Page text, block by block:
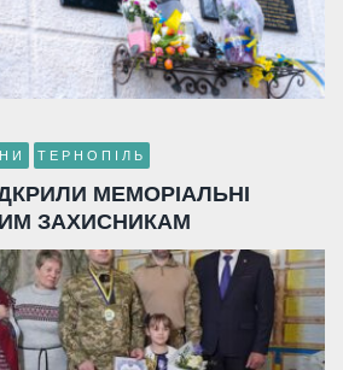
ТЕРНОПІЛЬ
МЕМОРІАЛЬНІ
ЗАХИСНИКАМ